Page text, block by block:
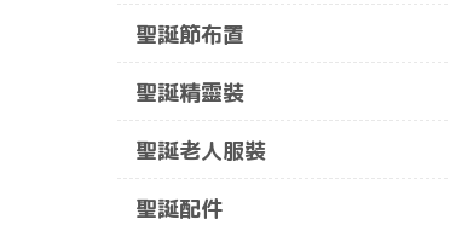
聖誕節布置
聖誕精靈裝
聖誕老人服裝
聖誕配件